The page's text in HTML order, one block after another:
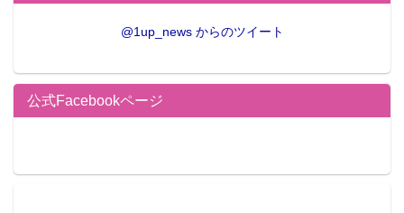
@1up_news からのツイート
公式Facebookページ